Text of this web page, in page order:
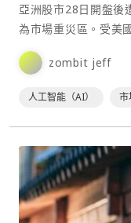
亞洲股市28日開盤後
為市場重災區。受美
對人工智慧（AI）
zombit jeff
人工智能（AI） 市